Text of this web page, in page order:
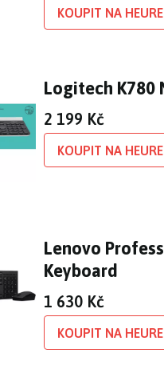
KOUPIT NA
Logitech K780
2 199 Kč
KOUPIT NA
Lenovo
Keyboard
1 630 Kč
KOUPIT NA